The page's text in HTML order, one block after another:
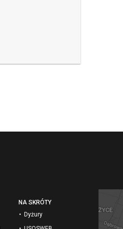
NA SKRÓTY
Dyżury